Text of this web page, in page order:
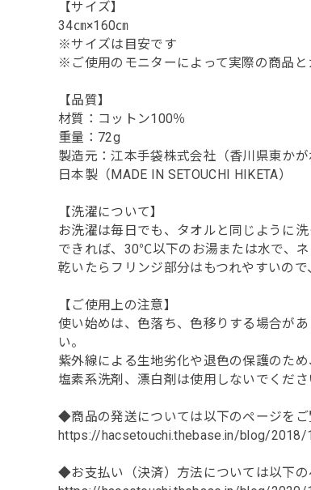
【サイズ】
34㎝×160㎝
※サイズは目安です
※ご使用のモニターによって実際の商品と
【品質】
材質：コットン100％
重量：72g
製造元：江本手袋株式会社（香川県東かが
日本製（MADE IN SETOUCHI HIKETA）
【洗濯について】
お洗濯は毎日でも、タオルと同じように洗
できれば、30℃以下のお湯または水で、
乾いたらフリンジ部分はもつれやすいの
【ご使用上の注意】
使い始めは、色落ち、色移りする場合が
い。
紫外線による生地劣化や退色の保護のた
塩素系洗剤、漂白剤は使用しないでくだ
◆商品の発送については以下のページをご
https://hacsetouchi.thebase.in/blog/
◆お支払い（決済）方法については以下の